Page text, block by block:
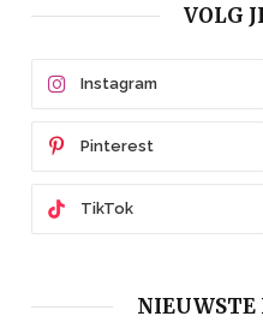
VOLG
Instagram
Pinterest
TikTok
NIEUWSTE